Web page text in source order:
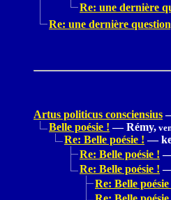
Re: une dernière
Re: une dernière
Artus politicus consciensius
Belle poésie ! — Rémy,
Re: Belle poésie ! —
Re: Belle poésie !
Re: Belle poésie !
Re: Belle poésie